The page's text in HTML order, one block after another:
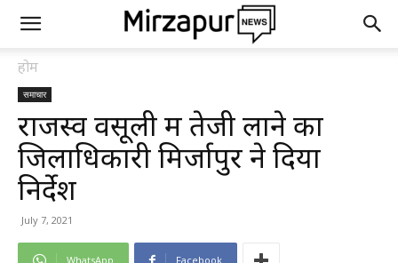
होम
समाचार
राजस्व वसूली में तेजी लाने का
जिलाधिकारी मिर्जापुर ने दिया
निर्देश
July 7, 2021
WhatsApp Facebook